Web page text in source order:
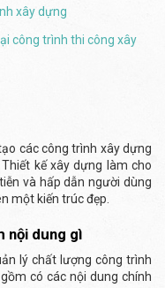
xây dựng
công trình thi công xây
các công trình xây dựng
kế xây dựng làm cho
và hấp dẫn người dùng
một kiến trúc đẹp.
nội dung gì
lý chất lượng công trình
có các nội dung chính